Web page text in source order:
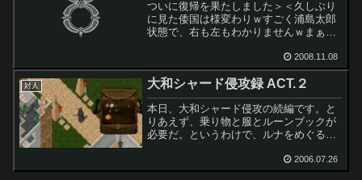
ついに復帰を果たしました＞＜久しぶり
に見た倭国は様変わりｗすごく浦島太郎
状態で、右も左もわかりませんｗまぁ、
ながら、再びブリタニアの大地で冒険し
ますｗ
2008.11.08
対人 大和シャード侵攻録 ACT.２
本日、大和シャード侵攻の続編です。と
りあえず、乗り物と服とルーンブックが
必要だ。というわけで、ルナをめぐる
ｗ２２７の有志に２０００円をめぐんで
頂く。感謝。その金で、ルーンブック１
2006.07.26